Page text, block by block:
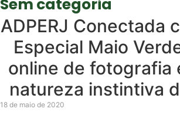
Sem categoria
ADPERJ Conectada
Especial Maio
online de fotografia
natureza instintiva
18 de maio de 2020